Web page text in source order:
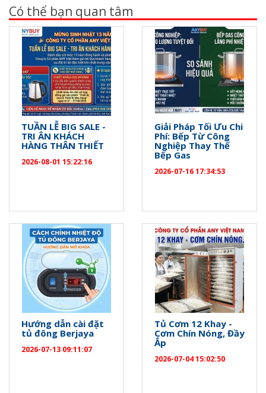
Có thể bạn quan tâm
TUẦN LỄ BIG SALE -
TRI ÂN KHÁCH
HÀNG THÂN THIẾT
2026-08-01 15:22:16
Giải Pháp Tối Ưu Chi
Phí: Bếp Từ Công
Nghiệp Thay Thế
Bếp Gas
2026-07-16 17:34:53
Hướng dẫn cài đặt
tủ đông Berjaya
2026-07-13 09:11:07
Tủ Cơm 12 Khay -
Cơm Chín Nóng, Đầy
Ắp
2026-07-04 15:02:50